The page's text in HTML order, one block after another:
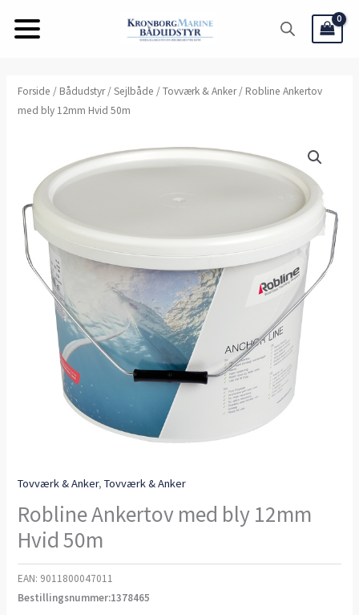
Forside / Bådudstyr/Sejlbåde /Tovværk & Anker/ Robline Ankertov
med bly 12mm Hvid 50m
Tovværk & Anker,Tovværk & Anker
Robline Ankertov med bly 12mm
Hvid 50m
EAN: 9011800047011
Bestillingsnummer:1378465